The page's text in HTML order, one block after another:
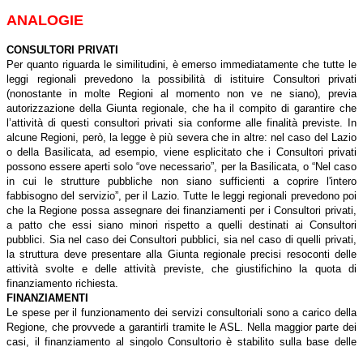
ANALOGIE
CONSULTORI PRIVATI
Per quanto riguarda le similitudini, è emerso immediatamente che tutte le
leggi regionali prevedono la possibilità di istituire Consultori privati
(nonostante in molte Regioni al momento non ve ne siano), previa
autorizzazione della Giunta regionale, che ha il compito di garantire che
l’attività di questi consultori privati sia conforme alle finalità previste. In
alcune Regioni, però, la legge è più severa che in altre: nel caso del Lazio
o della Basilicata, ad esempio, viene esplicitato che i Consultori privati
possono essere aperti solo “ove necessario”, per la Basilicata, o “Nel caso
in cui le strutture pubbliche non siano sufficienti a coprire l'intero
fabbisogno del servizio”, per il Lazio. Tutte le leggi regionali prevedono poi
che la Regione possa assegnare dei finanziamenti per i Consultori privati,
a patto che essi siano minori rispetto a quelli destinati ai Consultori
pubblici. Sia nel caso dei Consultori pubblici, sia nel caso di quelli privati,
la struttura deve presentare alla Giunta regionale precisi resoconti delle
attività svolte e delle attività previste, che giustifichino la quota di
finanziamento richiesta.
FINANZIAMENTI
Le spese per il funzionamento dei servizi consultoriali sono a carico della
Regione, che provvede a garantirli tramite le ASL. Nella maggior parte dei
casi, il finanziamento al singolo Consultorio è stabilito sulla base delle